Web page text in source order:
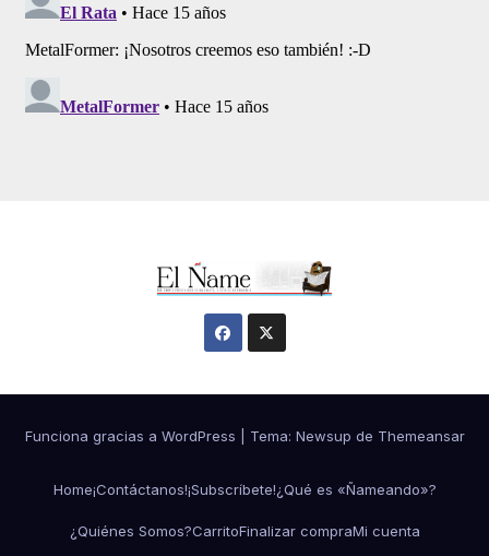
Funciona gracias a WordPress Tema: Newsup de Themeansar
Home¡Contáctanos!¡Subscríbete!¿Qué es «Ñameando»?
¿Quiénes Somos?CarritoFinalizar compraMi cuenta